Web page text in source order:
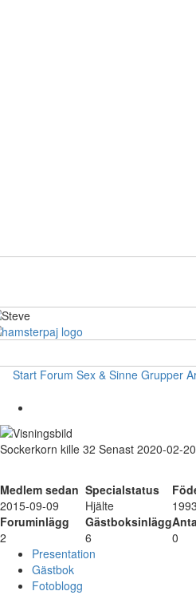
Start Forum Sex & Sinne Grupper
Sockerkorn kille 32 Senast 2020-02-
Medlem sedan Specialstatus
2015-09-09
Hjälte
Foruminlägg
Gästboksinlägg
2
6
0
Presentation
Gästbok
Fotoblogg